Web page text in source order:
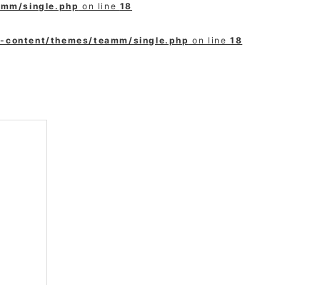
single.php on line 18
themes/teamm/single.php on line18